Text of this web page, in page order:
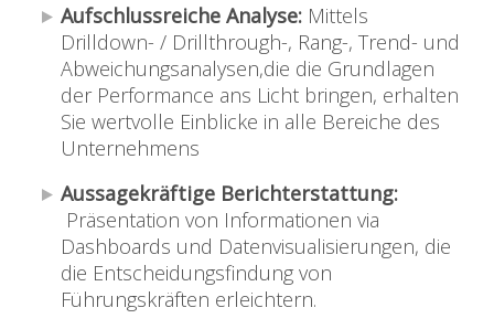
Aufschlussreiche Analyse: Mittels
Drilldown- / Drillthrough-, Rang-, Trend- und
Abweichungsanalysen,die die Grundlagen
der Performance ans Licht bringen, erhalten
Sie wertvolle Einblicke in alle Bereiche des
Unternehmens
Aussagekräftige Berichterstattung:
Präsentation von Informationen via
Dashboards und Datenvisualisierungen, die
die Entscheidungsfindung von
Führungskräften erleichtern.